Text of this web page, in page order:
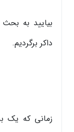
بیایید به بحث
داکر برگردیم.
زمانی که یک